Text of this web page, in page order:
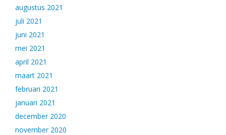
augustus 2021
juli 2021
juni 2021
mei 2021
april 2021
maart 2021
februari 2021
januari 2021
december 2020
november 2020